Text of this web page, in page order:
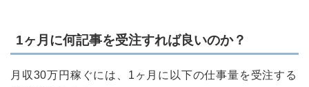
1ヶ月に何記事を受注すれば良いのか？
月収30万円稼ぐには、1ヶ月に以下の仕事量を受注する